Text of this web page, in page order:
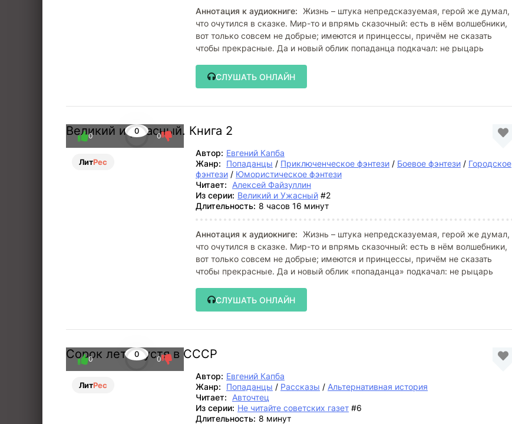
Аннотация к аудиокниге:
Жизнь – штука непредсказуемая, герой же думал,
что очутился в сказке. Мир-то и впрямь сказочный: есть в нём волшебники,
вот только совсем не добрые; имеются и принцессы, причём не сказать
чтобы прекрасные. Да и новый облик попаданца подкачал: не рыцарь
СЛУШАТЬ ОНЛАЙН
Великий и ужасный. Книга 2
ЛитРес
0
0 0
Автор: Евгений Капба
Жанр:
Попаданцы / Приключенческое фэнтези / Боевое фэнтези / Городское
фэнтези / Юмористическое фэнтези
Читает:
Алексей Файзуллин
Из серии: Великий и Ужасный #2
Длительность: 8 часов 16 минут
Аннотация к аудиокниге:
Жизнь – штука непредсказуемая, герой же думал,
что очутился в сказке. Мир-то и впрямь сказочный: есть в нём волшебники,
вот только совсем не добрые; имеются и принцессы, причём не сказать
чтобы прекрасные. Да и новый облик «попаданца» подкачал: не рыцарь
СЛУШАТЬ ОНЛАЙН
Сорок лет спустя в СССР
ЛитРес
0
0 0
Автор: Евгений Капба
Жанр:
Попаданцы / Рассказы / Альтернативная история
Читает:
Авточтец
Из серии: Не читайте советских газет #6
Длительность: 8 минут